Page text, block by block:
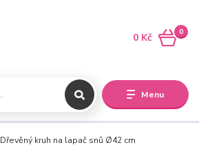
Menu
0
0 Kč
Dřevěný kruh na lapač snů Ø42 cm